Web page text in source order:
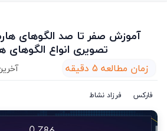
آموزش صفر تا صد الگوهای
تصویری انواع الگوهای
زمان مطالعه 5 دقیقه آخرین
فارکس فرزاد نشاط